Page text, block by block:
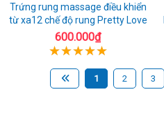
Trứng rung massage điều khiển
từ xa12 chế độ rung Pretty Love
600.000₫
1 2 3